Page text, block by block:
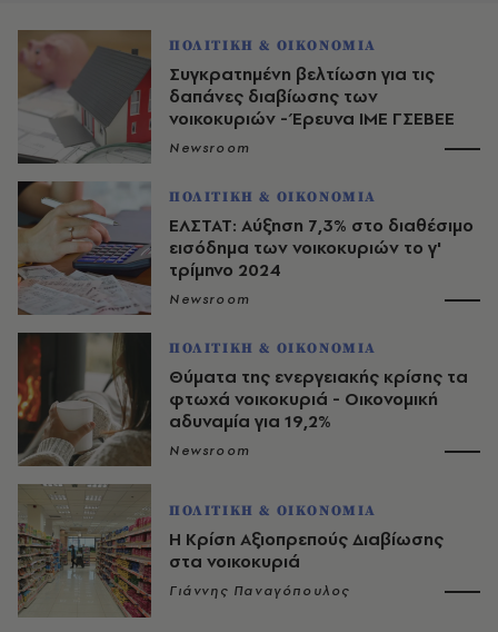
ΠΟΛΙΤΙΚΗ & ΟΙΚΟΝΟΜΙΑ
Συγκρατημένη βελτίωση για τις
δαπάνες διαβίωσης των
νοικοκυριών - Έρευνα ΙΜΕ ΓΣΕΒΕΕ
Newsroom
ΠΟΛΙΤΙΚΗ & ΟΙΚΟΝΟΜΙΑ
ΕΛΣΤΑΤ: Αύξηση 7,3% στο διαθέσιμο
εισόδημα των νοικοκυριών το γ'
τρίμηνο 2024
Newsroom
ΠΟΛΙΤΙΚΗ & ΟΙΚΟΝΟΜΙΑ
Θύματα της ενεργειακής κρίσης τα
φτωχά νοικοκυριά - Οικονομική
αδυναμία για 19,2%
Newsroom
ΠΟΛΙΤΙΚΗ & ΟΙΚΟΝΟΜΙΑ
Η Κρίση Αξιοπρεπούς Διαβίωσης
στα νοικοκυριά
Γιάννης Παναγόπουλος